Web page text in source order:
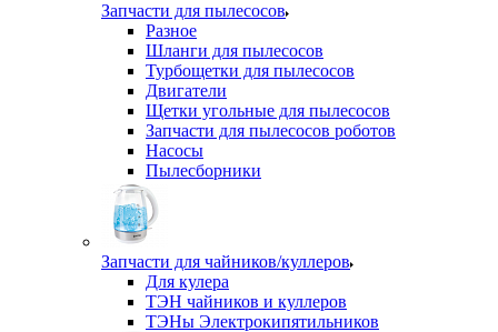
Запчасти для пылесосов
Разное
Шланги для пылесосов
Турбощетки для пылесосов
Двигатели
Щетки угольные для пылесосов
Запчасти для пылесосов роботов
Насосы
Пылесборники
Запчасти для чайников/куллеров
Для кулера
ТЭН чайников и куллеров
ТЭНы Электрокипятильников